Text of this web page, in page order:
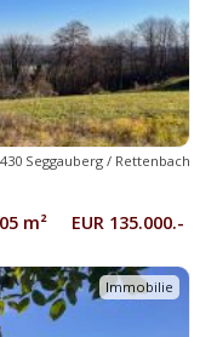
Seggauberg / Rettenbach
m² EUR 135.000.-
Immobilie